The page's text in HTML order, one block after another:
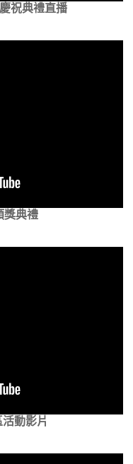
祝典禮直播
獎典禮
活動影片